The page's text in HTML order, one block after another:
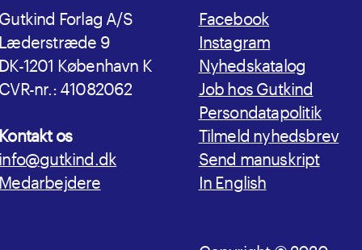
Gutkind Forlag A/S
Læderstræde 9
DK-1201 København K
CVR-nr.: 41082062
Kontakt os
info@gutkind.dk
Medarbejdere
Facebook
Instagram
Nyhedskatalog
Job hos Gutkind
Persondatapolitik
Tilmeld nyhedsbrev
Send manuskript
In English